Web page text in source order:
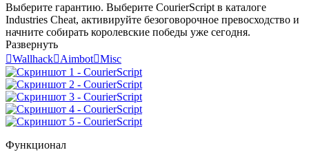
Выберите гарантию. Выберите CourierScript в каталоге
Industries Cheat, активируйте безоговорочное превосходство и
начните собирать королевские победы уже сегодня.
Развернуть
WallhackAimbotMisc
Функционал